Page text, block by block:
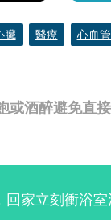
或酒醉避免直
臟 醫療 心血
回家立刻衝浴